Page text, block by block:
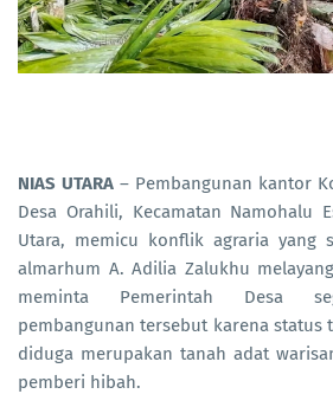
NIAS UTARA – Pembangunan kantor
Desa Orahili, Kecamatan Namohalu
Utara, memicu konflik agraria yang
almarhum A. Adilia Zalukhu
meminta Pemerintah Desa
pembangunan tersebut karena status
diduga merupakan tanah adat
pemberi hibah.